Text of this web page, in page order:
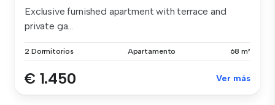
Exclusive furnished apartment with terrace and
private ga...
2 Dormitorios Apartamento 68 m²
€ 1.450 Ver más